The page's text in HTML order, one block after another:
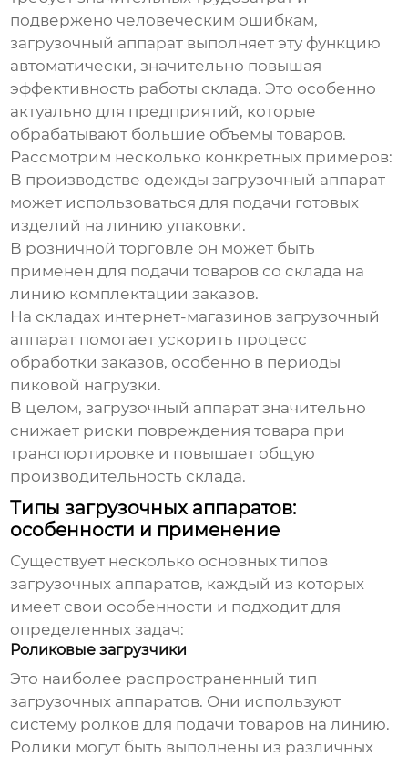
подвержено человеческим ошибкам,
загрузочный аппарат выполняет эту функцию
автоматически, значительно повышая
эффективность работы склада. Это особенно
актуально для предприятий, которые
обрабатывают большие объемы товаров.
Рассмотрим несколько конкретных примеров:
В производстве одеждызагрузочный аппарат
может использоваться для подачи готовых
изделий на линию упаковки.
В розничной торговле он может быть
применен для подачи товаров со склада на
линию комплектации заказов.
На складах интернет-магазиновзагрузочный
аппарат помогает ускорить процесс
обработки заказов, особенно в периоды
пиковой нагрузки.
В целом,загрузочный аппарат значительно
снижает риски повреждения товара при
транспортировке и повышает общую
производительность склада.
Типы загрузочных аппаратов:
особенности и применение
Существует несколько основных типов
загрузочных аппаратов, каждый из которых
имеет свои особенности и подходит для
определенных задач:
Роликовые загрузчики
Это наиболее распространенный тип
загрузочных аппаратов. Они используют
систему ролков для подачи товаров на линию.
Ролики могут быть выполнены из различных